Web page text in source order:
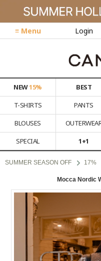
≡ Menu Login
NEW15% BEST
T-SHIRTS
PANTS
BLOUSES
SPECIAL
1+1
SUMMER SEASON OFF 17%
Mocca Nordic